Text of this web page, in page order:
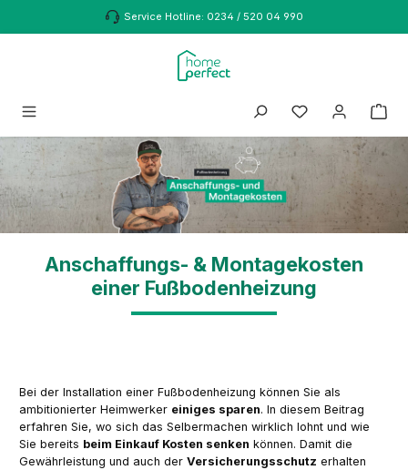
Zum Hauptinhalt springenService Hotline: 0234 / 520 04 990
Anschaffungs- & Montagekosten
einer Fußbodenheizung
Bei der Installation einer Fußbodenheizung können Sie als
ambitionierter Heimwerker einiges sparen. In diesem Beitrag
erfahren Sie, wo sich das Selbermachen wirklich lohnt und wie
Sie bereits beim Einkauf Kosten senken können. Damit die
Gewährleistung und auch der Versicherungsschutz erhalten